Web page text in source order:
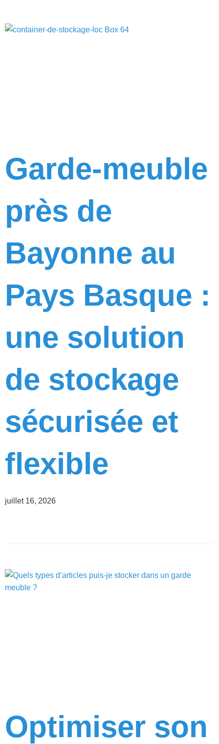
Garde-meuble
près de
Bayonne au
Pays Basque :
une solution
de stockage
sécurisée et
flexible
juillet 16, 2026
Optimiser son